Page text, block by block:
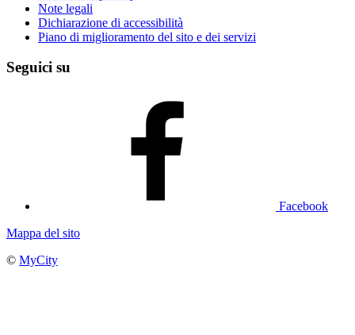
Note legali
Dichiarazione di accessibilità
Piano di miglioramento del sito e dei servizi
Seguici su
Facebook
Mappa del sito
© MyCity